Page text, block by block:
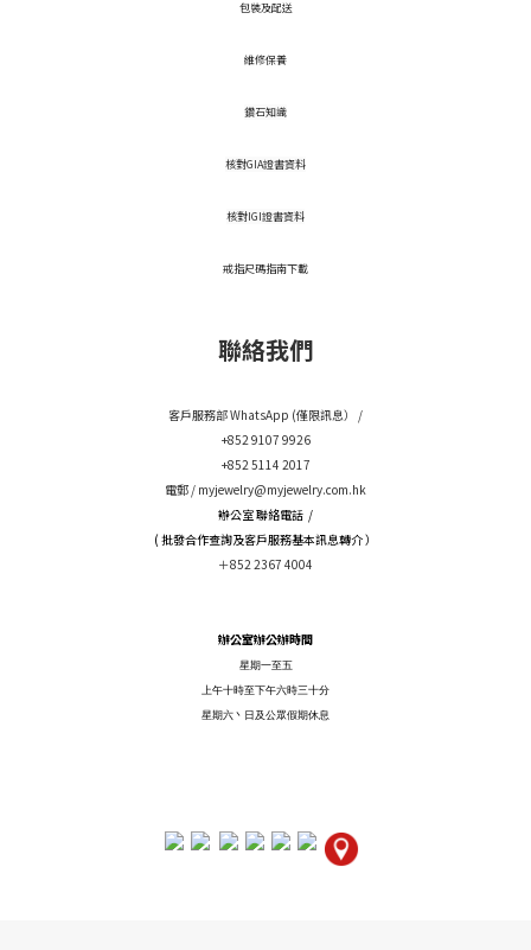
包裝及配送
維修保養
鑽石知識
核對GIA證書資料
核對IGI證書資料
戒指尺碼指南下載
聯絡我們
客戶服務部 WhatsApp (僅限訊息） /
+852 9107 9926
+852 5114 2017
電郵 / myjewelry@myjewelry.com.hk
辦公室 聯絡電話 /
( 批發合作查詢及客戶服務基本訊息轉介 ）
＋852 2367 4004
辦公室辦公辦時間
星期一至五
上午十時至下午六時三十分
星期六丶日及公眾假期休息